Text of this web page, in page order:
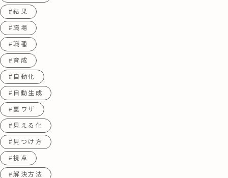
#結果
#職場
#職種
#育成
#自動化
#自動生成
#裏ワザ
#見える化
#見つけ方
#視点
#解決方法